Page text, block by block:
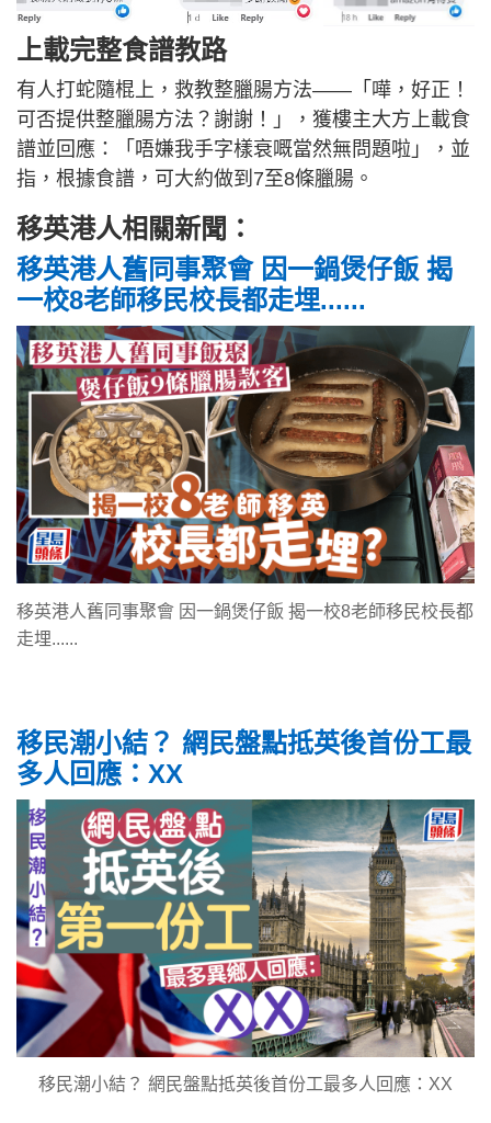
上載完整食譜教路
有人打蛇隨棍上，救教整臘腸方法——「嘩，好正！
可否提供整臘腸方法？謝謝！」，獲樓主大方上載食
譜並回應：「唔嫌我手字樣衰嘅當然無問題啦」，並
指，根據食譜，可大約做到7至8條臘腸。
移英港人相關新聞：
移英港人舊同事聚會 因一鍋煲仔飯 揭
一校8老師移民校長都走埋......
移英港人舊同事聚會 因一鍋煲仔飯 揭一校8老師移民校長都
走埋......
移民潮小結？ 網民盤點抵英後首份工最
多人回應：XX
移民潮小結？ 網民盤點抵英後首份工最多人回應：XX